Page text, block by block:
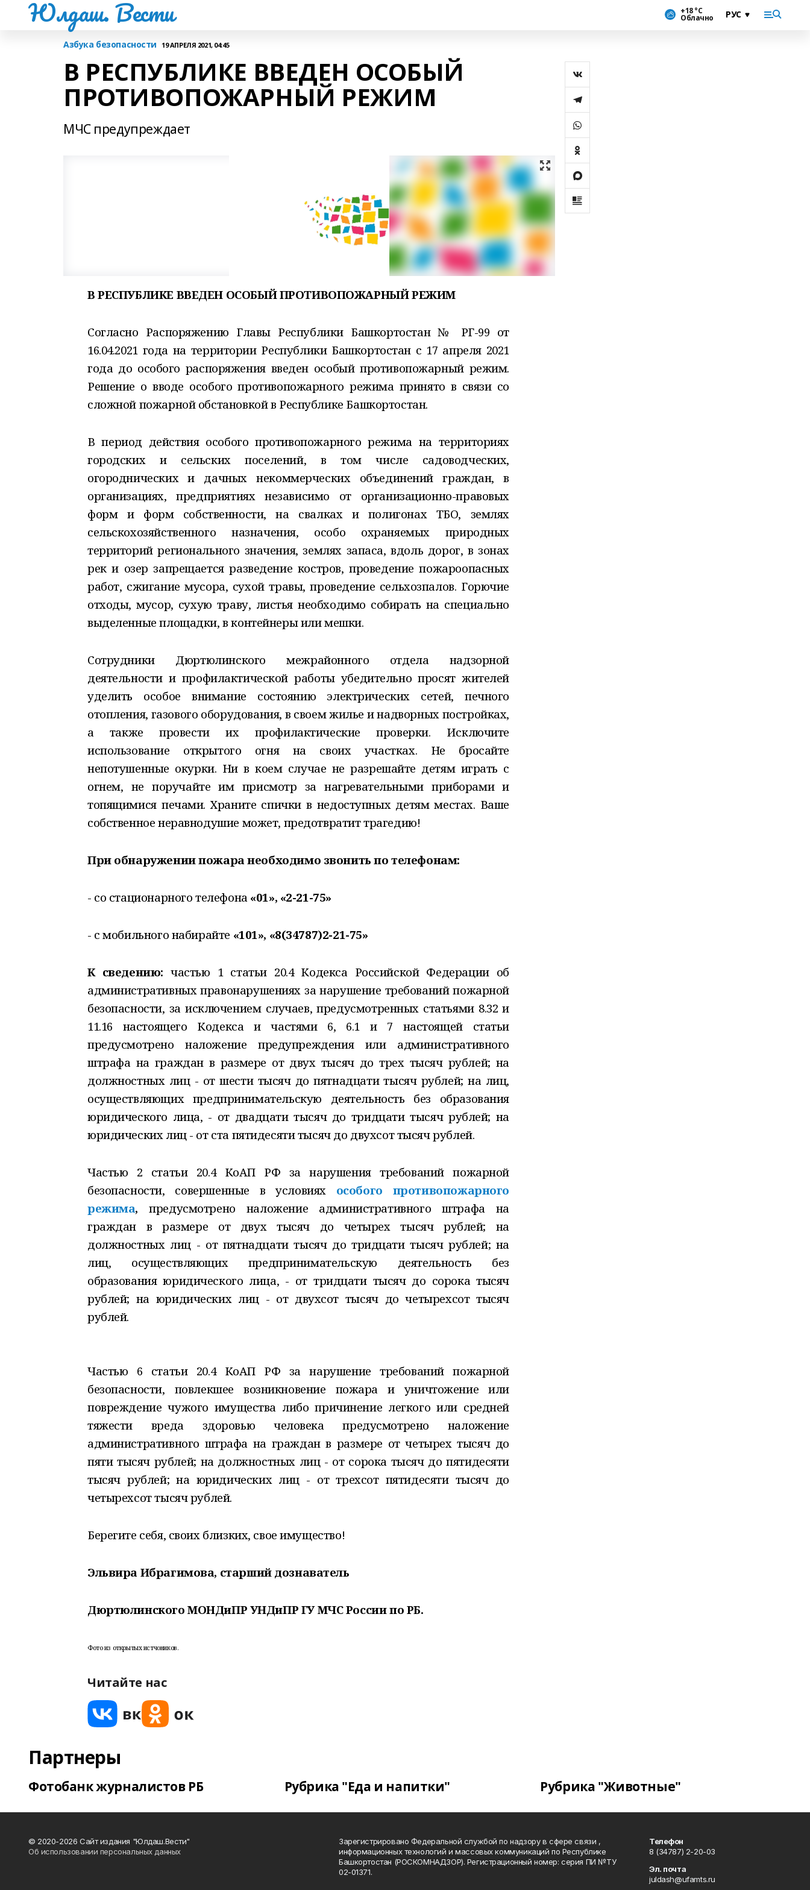
Юлдаш. Вести +18 °С
Облачно
Азбука безопасности 19 АПРЕЛЯ 2021, 04:45
В РЕСПУБЛИКЕ ВВЕДЕН ОСОБЫЙ
ПРОТИВОПОЖАРНЫЙ РЕЖИМ
МЧС предупреждает
В РЕСПУБЛИКЕ ВВЕДЕН ОСОБЫЙ ПРОТИВОПОЖАРНЫЙ РЕЖИМ
Согласно Распоряжению Главы Республики Башкортостан № РГ-99 от
16.04.2021 года на территории Республики Башкортостан с 17 апреля 2021
года до особого распоряжения введен особый противопожарный режим.
Решение о вводе особого противопожарного режима принято в связи со
сложной пожарной обстановкой в Республике Башкортостан.
В период действия особого противопожарного режима на территориях
городских и сельских поселений, в том числе садоводческих,
огороднических и дачных некоммерческих объединений граждан, в
организациях, предприятиях независимо от организационно-правовых
форм и форм собственности, на свалках и полигонах ТБО, землях
сельскохозяйственного назначения, особо охраняемых природных
территорий регионального значения, землях запаса, вдоль дорог, в зонах
рек и озер запрещается разведение костров, проведение пожароопасных
работ, сжигание мусора, сухой травы, проведение сельхозпалов. Горючие
отходы, мусор, сухую траву, листья необходимо собирать на специально
выделенные площадки, в контейнеры или мешки.
Сотрудники Дюртюлинского межрайонного отдела надзорной
деятельности и профилактической работы убедительно просят жителей
уделить особое внимание состоянию электрических сетей, печного
отопления, газового оборудования, в своем жилье и надворных постройках,
а также провести их профилактические проверки. Исключите
использование открытого огня на своих участках. Не бросайте
непотушенные окурки. Ни в коем случае не разрешайте детям играть с
огнем, не поручайте им присмотр за нагревательными приборами и
топящимися печами. Храните спички в недоступных детям местах. Ваше
собственное неравнодушие может, предотвратит трагедию!
При обнаружении пожара необходимо звонить по телефонам:
- со стационарного телефона «01», «2-21-75»
- с мобильного набирайте «101», «8(34787)2-21-75»
К сведению: частью 1 статьи 20.4 Кодекса Российской Федерации об
административных правонарушениях за нарушение требований пожарной
безопасности, за исключением случаев, предусмотренных статьями 8.32 и
11.16 настоящего Кодекса и частями 6, 6.1 и 7 настоящей статьи
предусмотрено наложение предупреждения или административного
штрафа на граждан в размере от двух тысяч до трех тысяч рублей; на
должностных лиц - от шести тысяч до пятнадцати тысяч рублей; на лиц,
осуществляющих предпринимательскую деятельность без образования
юридического лица, - от двадцати тысяч до тридцати тысяч рублей; на
юридических лиц - от ста пятидесяти тысяч до двухсот тысяч рублей.
Частью 2 статьи 20.4 КоАП РФ за нарушения требований пожарной
безопасности, совершенные в условиях особого противопожарного
режима, предусмотрено наложение административного штрафа на
граждан в размере от двух тысяч до четырех тысяч рублей; на
должностных лиц - от пятнадцати тысяч до тридцати тысяч рублей; на
лиц, осуществляющих предпринимательскую деятельность без
образования юридического лица, - от тридцати тысяч до сорока тысяч
рублей; на юридических лиц - от двухсот тысяч до четырехсот тысяч
рублей.
Частью 6 статьи 20.4 КоАП РФ за нарушение требований пожарной
безопасности, повлекшее возникновение пожара и уничтожение или
повреждение чужого имущества либо причинение легкого или средней
тяжести вреда здоровью человека предусмотрено наложение
административного штрафа на граждан в размере от четырех тысяч до
пяти тысяч рублей; на должностных лиц - от сорока тысяч до пятидесяти
тысяч рублей; на юридических лиц - от трехсот пятидесяти тысяч до
четырехсот тысяч рублей.
Берегите себя, своих близких, свое имущество!
Эльвира Ибрагимова, старший дознаватель
Дюртюлинского МОНДиПР УНДиПР ГУ МЧС России по РБ.
Фото из открытых истчоников.
Читайте нас
Партнеры
Фотобанк журналистов РБ Рубрика "Еда и напитки" Рубрика "Животные"
© 2020-2026 Сайт издания "Юлдаш.Вести"
Об использовании персональных данных
Зарегистрировано Федеральной службой по надзору в сфере связи ,
информационных технологий и массовых коммуникаций по Республике
Башкортостан (РОСКОМНАДЗОР). Регистрационный номер: серия ПИ №ТУ
02-01371.
Телефон
8 (34787) 2-20-03
Эл. почта
juldash@ufamts.ru